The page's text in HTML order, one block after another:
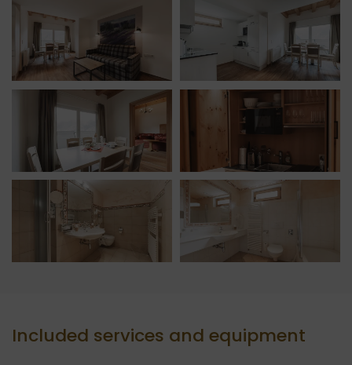
Included services and equipment